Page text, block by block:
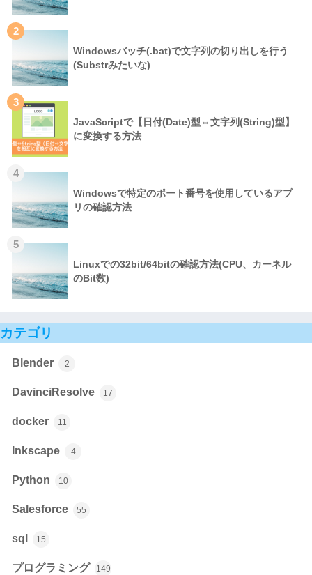
2
Windowsバッチ(.bat)で文字列の切り出しを行う
(Substrみたいな)
3
JavaScriptで【日付(Date)型⇔文字列(String)型】
に変換する方法
4
Windowsで特定のポート番号を使用しているアプ
リの確認方法
5
Linuxでの32bit/64bitの確認方法(CPU、カーネル
のBit数)
カテゴリ
Blender 2
DavinciResolve 17
docker 11
Inkscape 4
Python 10
Salesforce 55
sql 15
プログラミング 149